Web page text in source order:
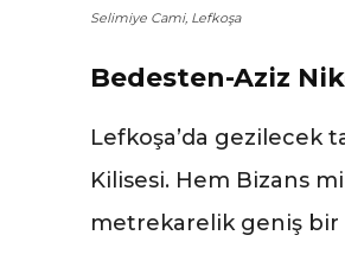
Selimiye Cami, Lefkoşa
Bedesten-Aziz
Lefkoşa’da gezilecek
Kilisesi. Hem Bizans
metrekarelik geniş